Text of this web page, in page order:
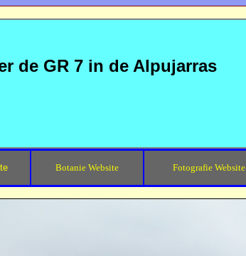
de GR 7 in de Alpujarras
Botanie Website Fotografie Website